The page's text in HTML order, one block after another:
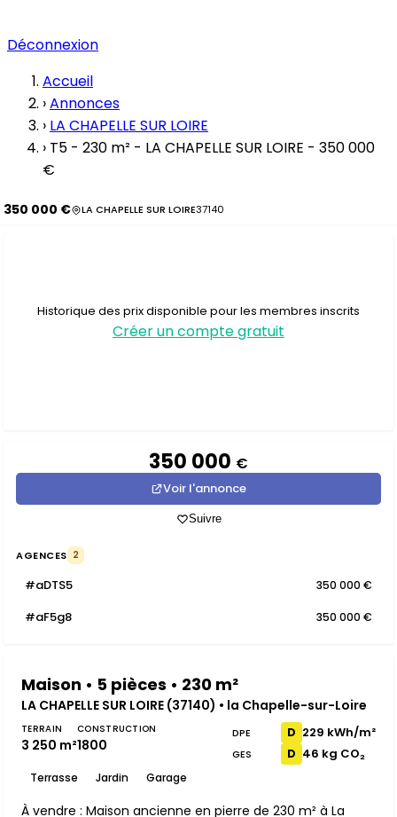
Déconnexion
Accueil
›Annonces
› LA CHAPELLE SUR LOIRE
› T5 - 230 m² - LA CHAPELLE SUR LOIRE - 350 000
€
350 000 € LA CHAPELLE SUR LOIRE37140
Historique des prix disponible pour les membres inscrits
Créer un compte gratuit
350 000 €
Voir l'annonce
Suivre
AGENCES 2
#aDTS5 350 000 €
#aF5g8 350 000 €
Maison • 5 pièces • 230 m²
LA CHAPELLE SUR LOIRE (37140) • la Chapelle-sur-Loire
TERRAIN
3 250 m²
CONSTRUCTION
1800
Terrasse Jardin Garage
DPE D 229 kWh/m²
GES D 46 kg CO₂
À vendre : Maison ancienne en pierre de 230 m² à La